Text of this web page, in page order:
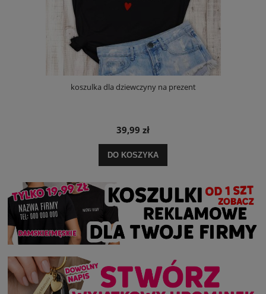
koszulka dla dziewczyny na prezent
39,99 zł
DO KOSZYKA